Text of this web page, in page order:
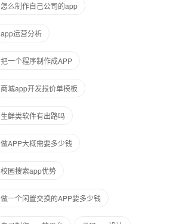
怎么制作自己公司的app
app运营分析
把一个程序制作成APP
商城app开发报价单模板
生鲜类软件有出路吗
做APP大概需要多少钱
校园搜索app优势
做一个闲置交换的APP要多少钱